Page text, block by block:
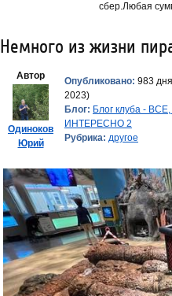
сбер.Любая
Немного из жизни
Автор
Одиноков
Юрий
Опубликовано: 983
2023)
Блог: Блог клуба -
ИНТЕРЕСНО 2
Рубрика: другое